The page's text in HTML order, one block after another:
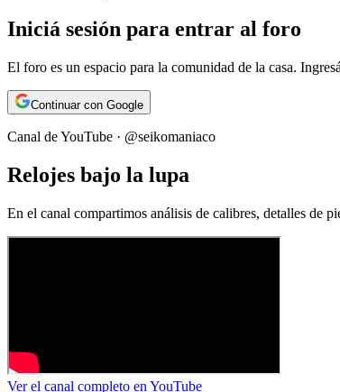
Iniciá sesión para entrar al foro
El foro es un espacio para la comunidad de la casa.
Continuar con Google
Canal de YouTube · @seikomaniaco
Relojes bajo la lupa
En el canal compartimos análisis de calibres, detalles de
Ver el canal completo en YouTube